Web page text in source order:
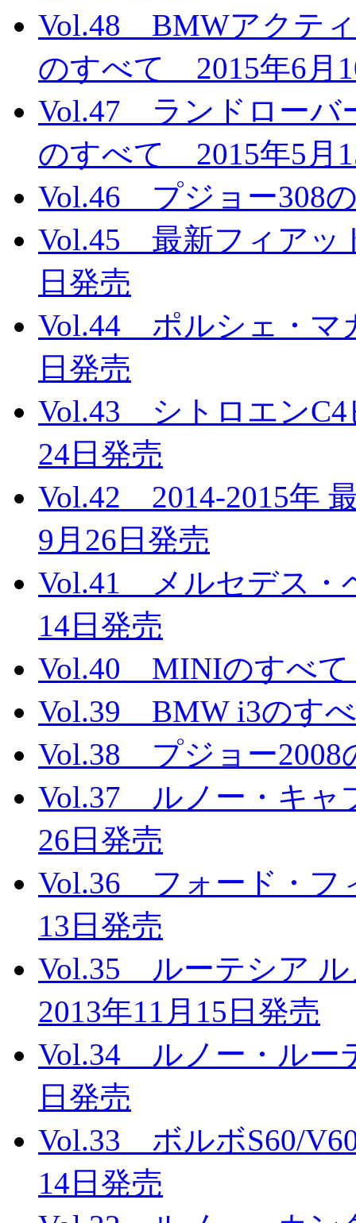
Vol.48 BMWアクテ
のすべて 2015年6月
Vol.47 ランドローバ
のすべて 2015年5月
Vol.46 プジョー308
Vol.45 最新フィアッ
日発売
Vol.44 ポルシェ・マ
日発売
Vol.43 シトロエン
24日発売
Vol.42 2014-2015年
9月26日発売
Vol.41 メルセデス・
14日発売
Vol.40 MINIのすべ
Vol.39 BMW i3のす
Vol.38 プジョー2008
Vol.37 ルノー・キャ
26日発売
Vol.36 フォード・フ
13日発売
Vol.35 ルーテシア
2013年11月15日発売
Vol.34 ルノー・ルー
日発売
Vol.33 ボルボS60/
14日発売